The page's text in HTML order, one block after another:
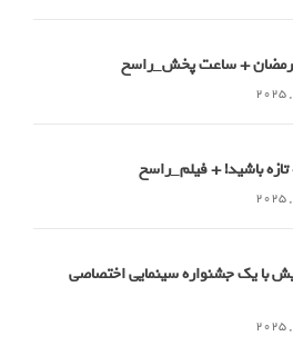
باشید! + فیلم_راسخ
با یک جشنواره سینمایی اختصاصی